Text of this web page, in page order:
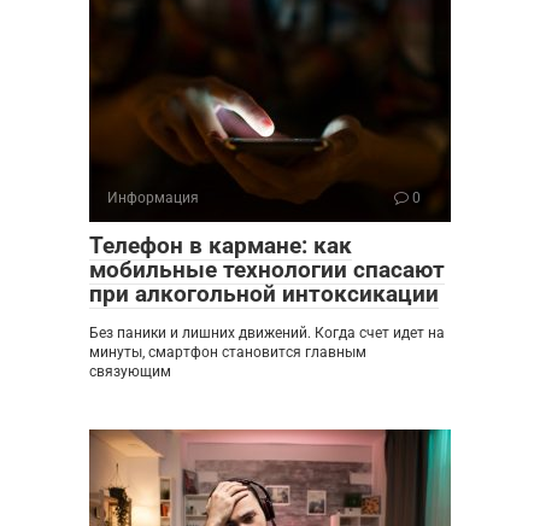
Информация 0
Телефон в кармане: как
мобильные технологии спасают
при алкогольной интоксикации
Без паники и лишних движений. Когда счет идет на
минуты, смартфон становится главным
связующим